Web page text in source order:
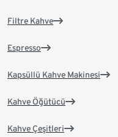
Filtre Kahve
Espresso
Kapsüllü Kahve Makinesi
Kahve Öğütücü
Kahve Çeşitleri